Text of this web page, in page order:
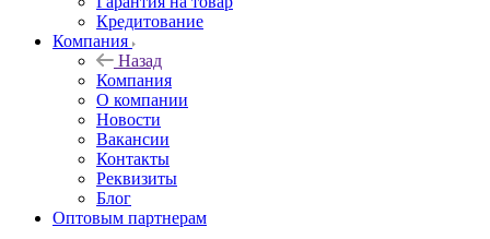
Кредитование
Компания
Назад
Компания
О компании
Новости
Вакансии
Контакты
Реквизиты
Блог
Оптовым партнерам